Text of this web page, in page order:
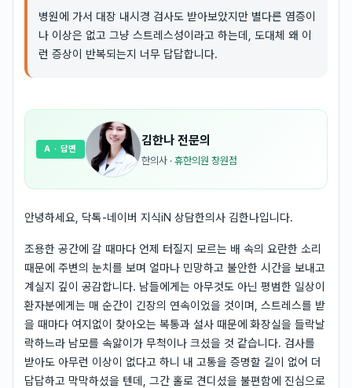
병원에 가서 대장 내시경 검사도 받아보았지만 별다른 염증이
나 이상은 없고 그냥 스트레스성이라고 하는데, 도대체 왜 이
런 증상이 반복되는지 너무 답답합니다.
김한나 전문의
한의사 · 휴한의원 창원점
A · 답변
안녕하세요, 닥톡-네이버 지식iN 상담한의사 김한나입니다.
조용한 공간에 갈 때마다 언제 터질지 모르는 배 속의 요란한 소리
때문에 주변의 눈치를 보며 얼마나 민망하고 불안한 시간을 보내고
계실지 깊이 공감합니다. 남들에게는 아무것도 아닌 평범한 일상이
환자분에게는 매 순간이 긴장의 연속이었을 것이며, 스트레스를 받
을 때마다 여지없이 찾아오는 복통과 설사 때문에 화장실을 들락날
락하느라 남모를 속앓이가 무척이나 크셨을 것 같습니다. 검사를
받아도 아무런 이상이 없다고 하니 내 고통을 증명할 길이 없어 더
답답하고 막막하셨을 텐데, 그간 홀로 견디셨을 불편함에 진심으로